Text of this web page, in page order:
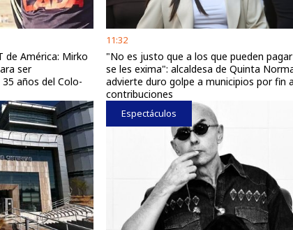
de América: Mirko
ser
años del Colo-
11:32
"No es justo que a los que pueden pagar
se les exima": alcaldesa de Quinta
advierte duro golpe a municipios por fin a
contribuciones
Espectáculos